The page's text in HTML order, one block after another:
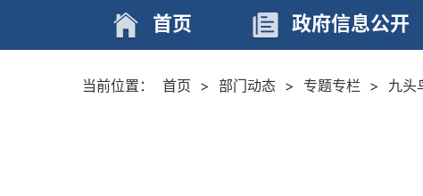
首页 政府信息公开
当前位置： 首页 > 部门动态 > 专题专栏 > 九头